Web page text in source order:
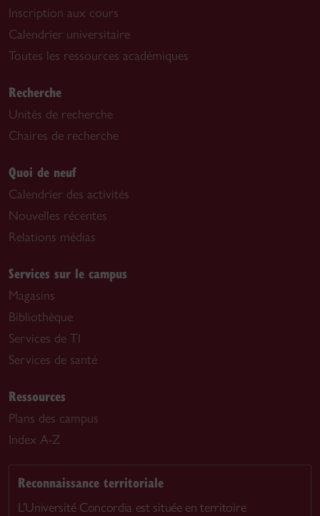
Inscription aux cours
Calendrier universitaire
Toutes les ressources académiques
Recherche
Unités de recherche
Chaires de recherche
Quoi de neuf
Calendrier des activités
Nouvelles récentes
Relations médias
Services sur le campus
Magasins
Bibliothèque
Services de TI
Services de santé
Ressources
Plans des campus
Index A-Z
Reconnaissance territoriale
L’Université Concordia est située en territoire